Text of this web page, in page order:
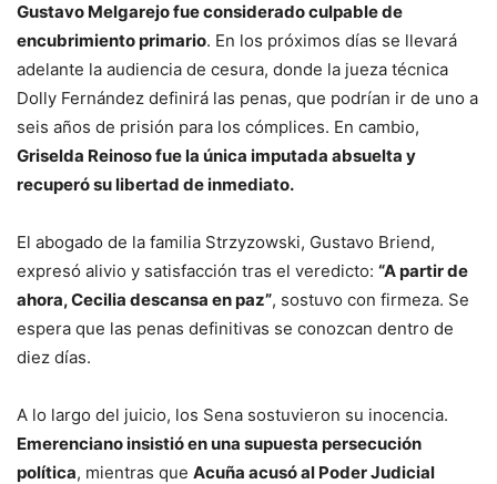
Gustavo Melgarejo fue considerado culpable de
encubrimiento primario. En los próximos días se llevará
adelante la audiencia de cesura, donde la jueza técnica
Dolly Fernández definirá las penas, que podrían ir de uno a
seis años de prisión para los cómplices. En cambio,
Griselda Reinoso fue la única imputada absuelta y
recuperó su libertad de inmediato.
El abogado de la familia Strzyzowski, Gustavo Briend,
expresó alivio y satisfacción tras el veredicto: “A partir de
ahora, Cecilia descansa en paz”, sostuvo con firmeza. Se
espera que las penas definitivas se conozcan dentro de
diez días.
A lo largo del juicio, los Sena sostuvieron su inocencia.
Emerenciano insistió en una supuesta persecución
política, mientras que Acuña acusó al Poder Judicial